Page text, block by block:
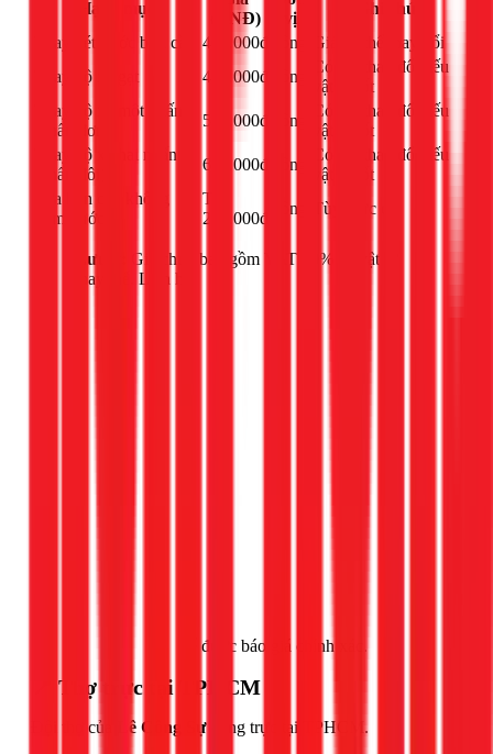
Hạng mục
(VNĐ)
vị
Ghi chú
Thay két nước bồn cầu
400.000đ công
Giá có thể thay đổi
Thay bộ xả gạt
450.000đ công
Có thể thay đổi nếu
vật tư tốt
Thay bộ xả một nhấn
(nhấn đơn)
550.000đ công
Có thể thay đổi nếu
vật tư tốt
Thay bộ xả hai nhấn
(nhấn đôi)
650.000đ công
Có thể thay đổi nếu
vật tư tốt
Sửa bồn cầu không
bơm nước
Từ
250.000đ
công Tùy mức độ
Lưu ý:
Giá chưa bao gồm VAT 10% và vật tư
thay thế. Liên hệ
để được báo giá chính xác.
📍 Thợ trực tại TPHCM
Đội thợ của Lê Công Sự đang trực tại TPHCM.